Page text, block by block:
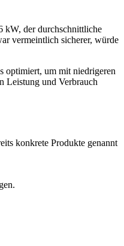
kW, der durchschnittliche
vermeintlich sicherer, würde
optimiert, um mit niedrigeren
Leistung und Verbrauch
konkrete Produkte genannt